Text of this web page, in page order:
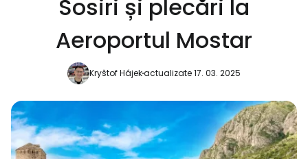
Sosiri și plecări la
Aeroportul Mostar
Kryštof Hájekactualizate 17. 03. 2025
... comunitatea mondială a călătorilor
Continuați cu Google
Continuați cu Facebook